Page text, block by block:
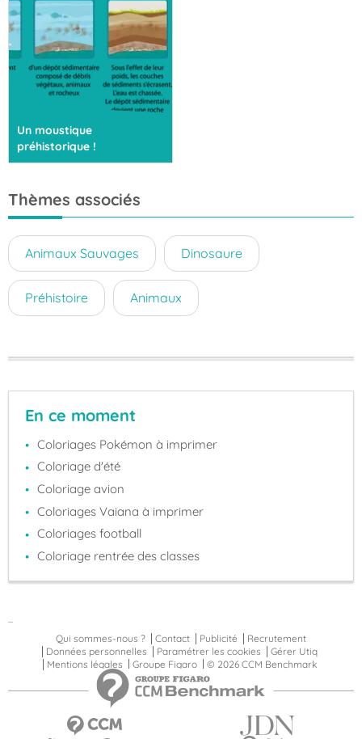
Un moustique
préhistorique !
Thèmes associés
Animaux Sauvages Dinosaure
Préhistoire Animaux
En ce moment
Coloriages Pokémon à imprimer
Coloriage d'été
Coloriage avion
Coloriages Vaiana à imprimer
Coloriages football
Coloriage rentrée des classes
Qui sommes-nous ?
Contact Publicité
Recrutement
Données personnelles
Paramétrer les cookies
Gérer Utiq
Mentions légales
Groupe Figaro © 2026 CCM Benchmark